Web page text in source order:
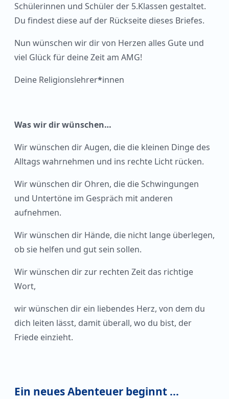
Schülerinnen und Schüler der 5.Klassen gestaltet.
Du findest diese auf der Rückseite dieses Briefes.
Nun wünschen wir dir von Herzen alles Gute und
viel Glück für deine Zeit am AMG!
Deine Religionslehrer*innen
Was wir dir wünschen…
Wir wünschen dir Augen, die die kleinen Dinge des
Alltags wahrnehmen und ins rechte Licht rücken.
Wir wünschen dir Ohren, die die Schwingungen
und Untertöne im Gespräch mit anderen
aufnehmen.
Wir wünschen dir Hände, die nicht lange überlegen,
ob sie helfen und gut sein sollen.
Wir wünschen dir zur rechten Zeit das richtige
Wort,
wir wünschen dir ein liebendes Herz, von dem du
dich leiten lässt, damit überall, wo du bist, der
Friede einzieht.
Ein neues Abenteuer beginnt ...